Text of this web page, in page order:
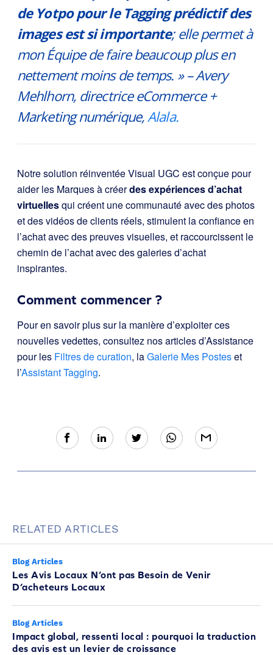
de Yotpo pour le Tagging prédictif des
images est si importante; elle permet à
mon Équipe de faire beaucoup plus en
nettement moins de temps. »– Avery
Mehlhorn, directrice eCommerce +
Marketing numérique,Alala.
Notre solution réinventée Visual UGC est conçue pour
aider les Marques à créerdes expériences d’achat
virtuellesqui créent une communauté avec des photos
et des vidéos de clients réels, stimulent la confiance en
l’achat avec des preuves visuelles, et raccourcissent le
chemin de l’achat avec des galeries d’achat
inspirantes.
Comment commencer ?
Pour en savoir plus sur la manière d’exploiter ces
nouvelles vedettes, consultez nos articles d’Assistance
pour les Filtres de curation, laGalerie Mes Posteset
l’Assistant Tagging.
RELATED ARTICLES
Blog Articles
Les Avis Locaux N’ont pas Besoin de Venir
D’acheteurs Locaux
Blog Articles
Impact global, ressenti local : pourquoi la traduction
des avis est un levier de croissance